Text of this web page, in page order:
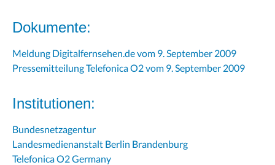
Dokumente:
Meldung Digitalfernsehen.de vom 9. September 2009
Pressemitteilung Telefonica O2 vom 9. September 2009
Institutionen:
Bundesnetzagentur
Landesmedienanstalt Berlin Brandenburg
Telefonica O2 Germany